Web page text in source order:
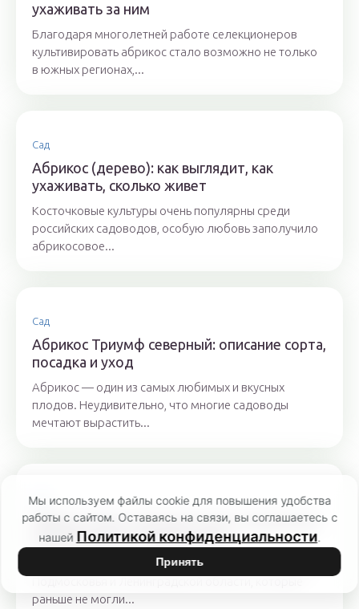
ухаживать за ним
Благодаря многолетней работе селекционеров
культивировать абрикос стало возможно не только
в южных регионах,...
Сад
Абрикос (дерево): как выглядит, как
ухаживать, сколько живет
Косточковые культуры очень популярны среди
российских садоводов, особую любовь заполучило
абрикосовое...
Сад
Абрикос Триумф северный: описание сорта,
посадка и уход
Абрикос — один из самых любимых и вкусных
плодов. Неудивительно, что многие садоводы
мечтают вырастить...
Сад
Абрикос Лель: описание сорта, опылители,
выращивание в Подмосковье
Абрикос Лель — настоящая находка для садоводов
раньше не могли...
Мы используем файлы cookie для повышения удобства
работы с сайтом. Оставаясь на связи, вы соглашаетесь с
нашей Политикой конфиденциальности.
Принять